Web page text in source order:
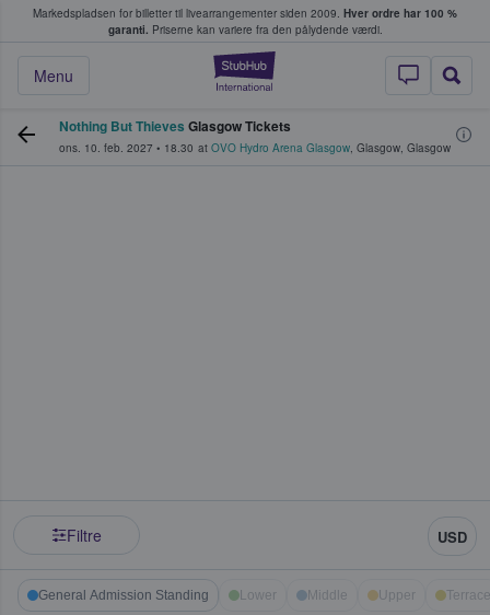
Markedspladsen for billetter til livearrangementer siden 2009. Hver ordre har 100 %
garanti. Priserne kan variere fra den pålydende værdi.
StubHub - Hvor
Menu
køber og sælger billetter
Nothing But Thieves Glasgow Tickets
ons. 10. feb. 2027 • 18.30 at OVO Hydro Arena Glasgow, Glasgow, Glasgow
Filtre USD
General Admission Standing Lower Middle Upper Terrace